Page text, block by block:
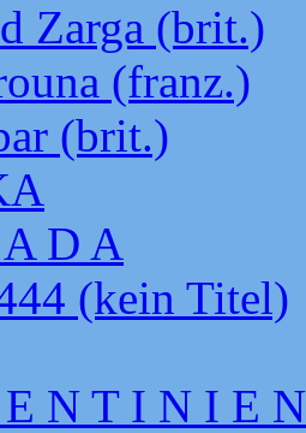
Zarga (brit.)
(franz.)
(brit.)
D A
(kein Titel)
N T I N I E N